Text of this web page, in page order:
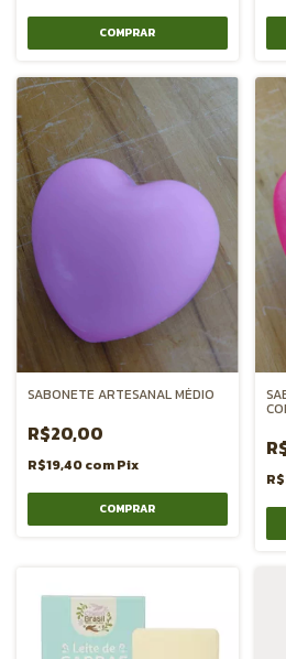
SABONETE ARTESANAL MÉDIO
R$20,00
R$19,40comPix